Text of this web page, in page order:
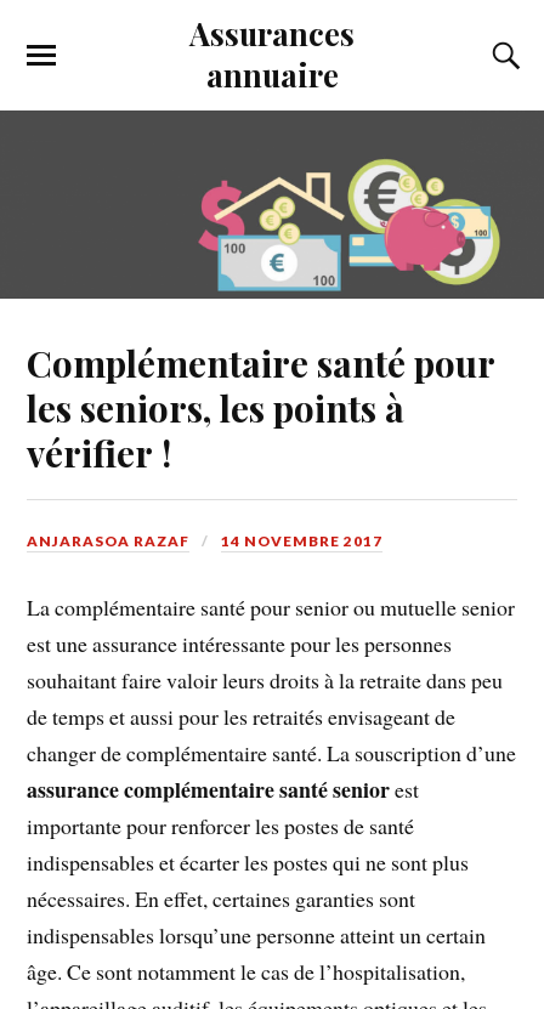
Assurances
annuaire
Complémentaire santé pour
les seniors, les points à
vérifier !
ANJARASOA RAZAF 14 NOVEMBRE 2017
La complémentaire santé pour senior ou mutuelle senior
est une assurance intéressante pour les personnes
souhaitant faire valoir leurs droits à la retraite dans peu
de temps et aussi pour les retraités envisageant de
changer de complémentaire santé. La souscription d’une
assurance complémentaire santé seniorest
importante pour renforcer les postes de santé
indispensables et écarter les postes qui ne sont plus
nécessaires. En effet, certaines garanties sont
indispensables lorsqu’une personne atteint un certain
âge. Ce sont notamment le cas de l’hospitalisation,